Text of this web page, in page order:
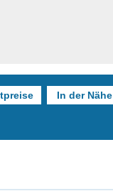
In der Nähe